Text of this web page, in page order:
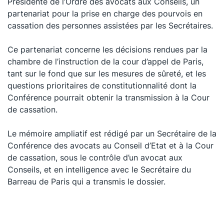
partenariat pour la prise en charge des pourvois en
cassation des personnes assistées par les Secrétaires.
Ce partenariat concerne les décisions rendues par la
chambre de l’instruction de la cour d’appel de Paris,
tant sur le fond que sur les mesures de sûreté, et les
questions prioritaires de constitutionnalité dont la
Conférence pourrait obtenir la transmission à la Cour
de cassation.
Le mémoire ampliatif est rédigé par un Secrétaire de la
Conférence des avocats au Conseil d’Etat et à la Cour
de cassation, sous le contrôle d’un avocat aux
Conseils, et en intelligence avec le Secrétaire du
Barreau de Paris qui a transmis le dossier.